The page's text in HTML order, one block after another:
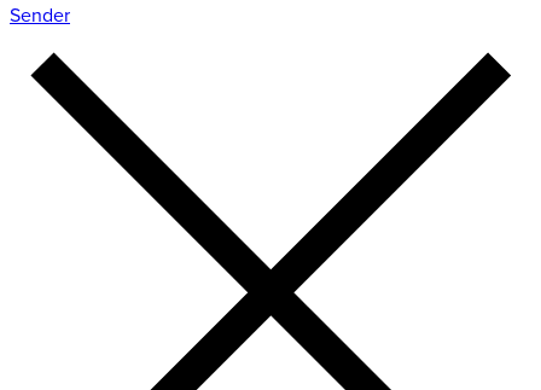
Sender